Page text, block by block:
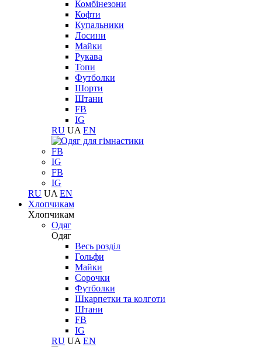
Комбінезони
Кофти
Купальники
Лосини
Майки
Рукава
Топи
Футболки
Шорти
Штани
FB
IG
RU UA EN
FB
IG
FB
IG
RU UA EN
Хлопчикам
Хлопчикам
Одяг
Одяг
Весь розділ
Гольфи
Майки
Сорочки
Футболки
Шкарпетки та колготи
Штани
FB
IG
RU UA EN